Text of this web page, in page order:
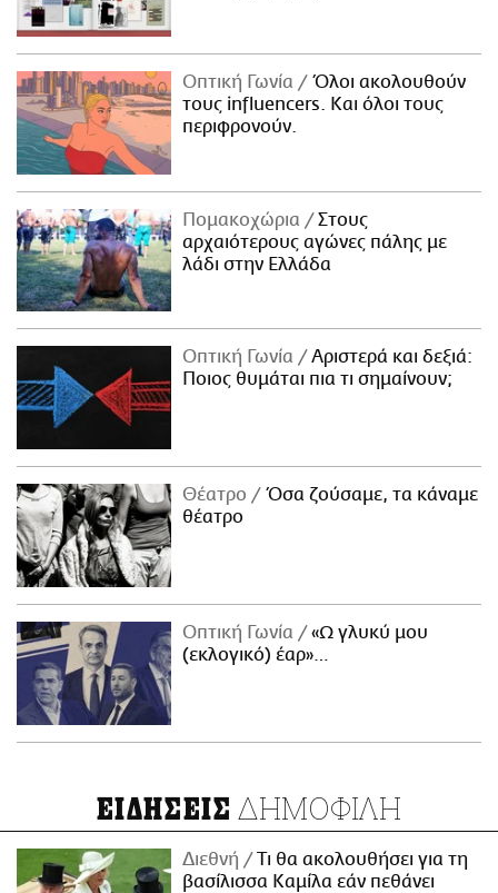
Οπτική Γωνία
Όλοι ακολουθούν
τους influencers. Και όλοι τους
περιφρονούν.
Πομακοχώρια
Στους
αρχαιότερους αγώνες πάλης με
λάδι στην Ελλάδα
Οπτική Γωνία
Αριστερά και δεξιά:
Ποιος θυμάται πια τι σημαίνουν;
Θέατρο
Όσα ζούσαμε, τα κάναμε
θέατρο
Οπτική Γωνία
«Ω γλυκύ μου
(εκλογικό) έαρ»…
ΕΙΔΗΣΕΙΣ ΔΗΜΟΦΙΛΗ
Διεθνή
Τι θα ακολουθήσει για τη
βασίλισσα Καμίλα εάν πεθάνει